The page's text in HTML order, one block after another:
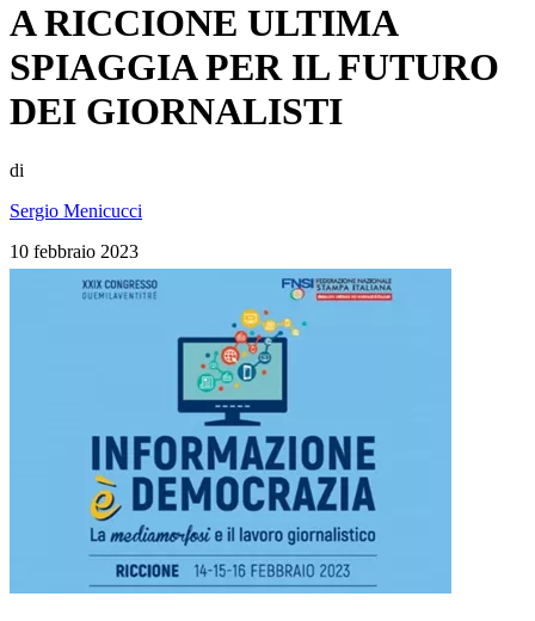
A RICCIONE ULTIMA
SPIAGGIA PER IL FUTURO
DEI GIORNALISTI
di
Sergio Menicucci
10 febbraio 2023